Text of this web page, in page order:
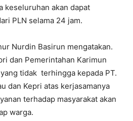
keseluruhan akan dapat
PLN selama 24 jam.
Nurdin Basirun mengatakan.
dan Pemerintahan Karimun
tidak terhingga kepada PT.
dan Kepri atas kerjasamanya
terhadap masyarakat akan
warga.